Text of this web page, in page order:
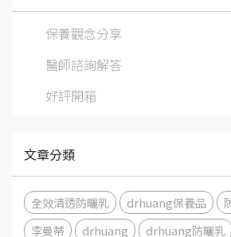
保養觀念分享
醫師諮詢解答
好評開箱
文章分類
全效清透防曬乳 drhuang保養品
李曼蒂
drhuang drhuang防曬乳